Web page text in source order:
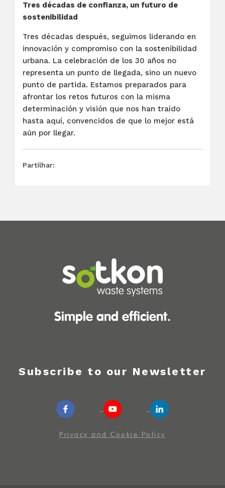
Tres décadas de confianza, un futuro de
sostenibilidad
Tres décadas después, seguimos liderando en
innovación y compromiso con la sostenibilidad
urbana. La celebración de los 30 años no
representa un punto de llegada, sino un nuevo
punto de partida. Estamos preparados para
afrontar los retos futuros con la misma
determinación y visión que nos han traído
hasta aquí, convencidos de que lo mejor está
aún por llegar.
Partilhar:
Simple and efficient.
Subscribe to our Newsletter
Privacy and Cookie Policy